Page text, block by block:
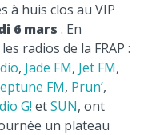
à huis clos au VIP
6 mars . En
les radios de la FRAP :
, Jade FM, Jet FM,
FM, Prun’,
G! etSUN, ont
un plateau